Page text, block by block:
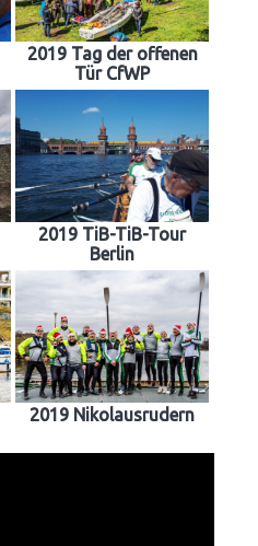
2019 Tag der offenen
Tür CfWP
2019 TiB-TiB-Tour
Berlin
2019 Nikolausrudern